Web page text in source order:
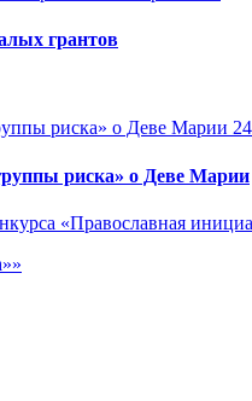
грантов
риска» о Деве Марии
«Православная